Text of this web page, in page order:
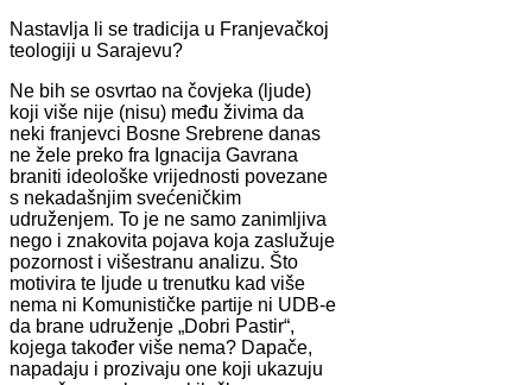
Nastavlja li se tradicija u Franjevačkoj
teologiji u Sarajevu?
Ne bih se osvrtao na čovjeka (ljude)
koji više nije (nisu) među živima da
neki franjevci Bosne Srebrene danas
ne žele preko fra Ignacija Gavrana
braniti ideološke vrijednosti povezane
s nekadašnjim svećeničkim
udruženjem. To je ne samo zanimljiva
nego i znakovita pojava koja zaslužuje
pozornost i višestranu analizu. Što
motivira te ljude u trenutku kad više
nema ni Komunističke partije ni UDB-e
da brane udruženje „Dobri Pastir“,
kojega također više nema? Dapače,
napadaju i prozivaju one koji ukazuju